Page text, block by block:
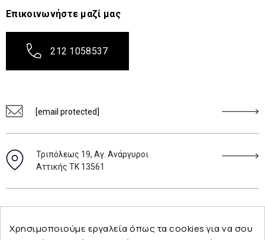
Επικοινωνήστε μαζί μας
212 1058537
[email protected]
Τριπόλεως 19, Αγ. Ανάργυροι
Αττικής ΤΚ 13561
Χρησιμοποιούμε εργαλεία όπως τα cookies για να σου